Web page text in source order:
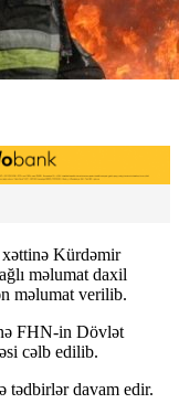
Kürdəmir
məlumat daxil
məlumat verilib.
FHN-in Dövlət
cəlb edilib.
tədbirlər davam edir.